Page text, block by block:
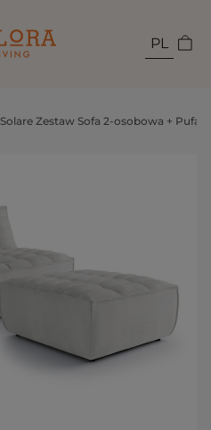
PL
Solare Zestaw Sofa 2-osobowa + Pufa